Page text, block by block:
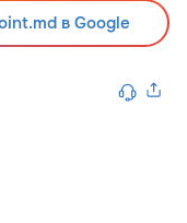
в Google